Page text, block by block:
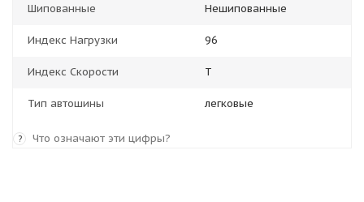
Шипованные Нешипованные
Индекс Нагрузки 96
Индекс Скорости T
Тип автошины легковые
? Что означают эти цифры?